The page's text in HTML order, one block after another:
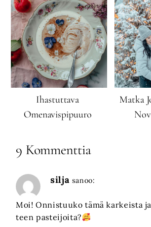
Ihastuttava
Omenavispipuuro
Matka
9 Kommenttia
silja sanoo:
Moi! Onnistuuko tämä karkeista
teen pasteijoita?